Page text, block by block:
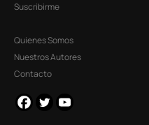
Suscribirme
Quienes Somos
Nuestros Autores
Contacto